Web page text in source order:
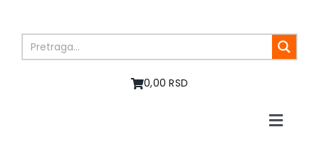
content
0,00 RSD
Toggle